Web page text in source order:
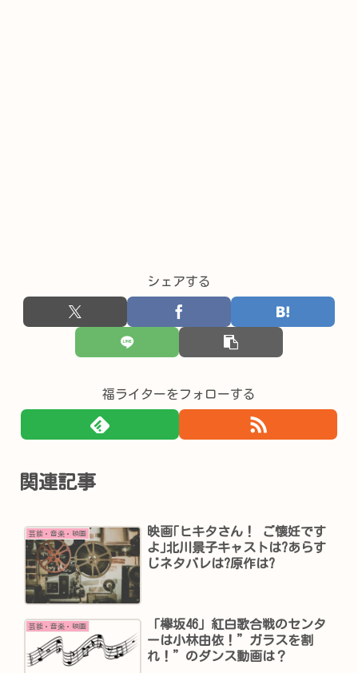
シェアする
福ライターをフォローする
関連記事
芸能・音楽・映画
映画｢ヒキタさん！ ご懐妊です
よ｣北川景子キャストは?あらす
じネタバレは?原作は?
芸能・音楽・映画
「欅坂46」紅白歌合戦のセンタ
ーは小林由依！”ガラスを割
れ！”のダンス動画は？